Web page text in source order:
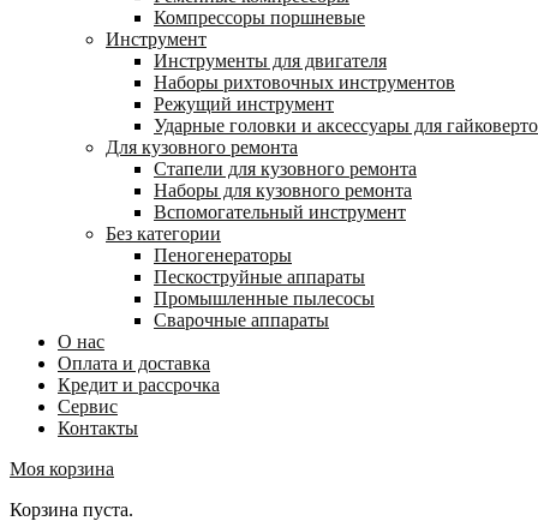
Компрессоры поршневые
Инструмент
Инструменты для двигателя
Наборы рихтовочных инструментов
Режущий инструмент
Ударные головки и аксессуары для
Для кузовного ремонта
Стапели для кузовного ремонта
Наборы для кузовного ремонта
Вспомогательный инструмент
Без категории
Пеногенераторы
Пескоструйные аппараты
Промышленные пылесосы
Сварочные аппараты
О нас
Оплата и доставка
Кредит и рассрочка
Сервис
Контакты
Моя корзина
Корзина пуста.